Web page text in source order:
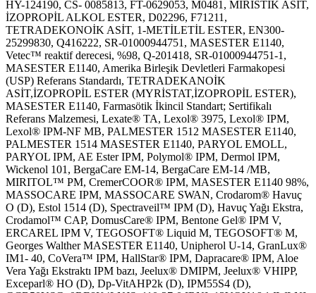
HY-124190, CS- 0085813, FT-0629053, M0481, MİRİSTİK ASİT,
İZOPROPİL ALKOL ESTER, D02296, F71211,
TETRADEKONOİK ASİT, 1-METİLETİL ESTER, EN300-
25299830, Q416222, SR-01000944751, MASESTER E1140,
Vetec™ reaktif derecesi, %98, Q-201418, SR-01000944751-1,
MASESTER E1140, Amerika Birleşik Devletleri Farmakopesi
(USP) Referans Standardı, TETRADEKANOİK
ASİT,İZOPROPİL ESTER (MYRİSTAT,İZOPROPİL ESTER),
MASESTER E1140, Farmasötik İkincil Standart; Sertifikalı
Referans Malzemesi, Lexate® TA, Lexol® 3975, Lexol® IPM,
Lexol® IPM-NF MB, PALMESTER 1512 MASESTER E1140,
PALMESTER 1514 MASESTER E1140, PARYOL EMOLL,
PARYOL IPM, AE Ester IPM, Polymol® IPM, Dermol IPM,
Wickenol 101, BergaCare EM-14, BergaCare EM-14 /MB,
MIRITOL™ PM, CremerCOOR® IPM, MASESTER E1140 98%,
MASSOCARE IPM, MASSOCARE SWAN, Crodarom® Havuç
O (D), Estol 1514 (D), Spectraveil™ IPM (D), Havuç Yağı Ekstra,
Crodamol™ CAP, DomusCare® IPM, Bentone Gel® IPM V,
ERCAREL IPM V, TEGOSOFT® Liquid M, TEGOSOFT® M,
Georges Walther MASESTER E1140, Unipherol U-14, GranLux®
IM1- 40, CoVera™ IPM, HallStar® IPM, Dapracare® IPM, Aloe
Vera Yağı Ekstraktı IPM bazı, Jeelux® DMIPM, Jeelux® VHIPP,
Exceparl® HO (D), Dp-VitAHP2k (D), IPM55S4 (D),